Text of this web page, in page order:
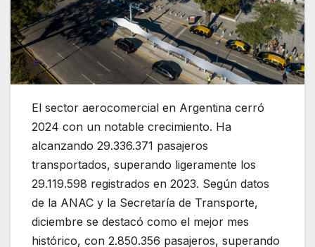
El sector aerocomercial en Argentina cerró
2024 con un notable crecimiento. Ha
alcanzando 29.336.371 pasajeros
transportados, superando ligeramente los
29.119.598 registrados en 2023. Según datos
de la ANAC y la Secretaría de Transporte,
diciembre se destacó como el mejor mes
histórico, con 2.850.356 pasajeros, superando